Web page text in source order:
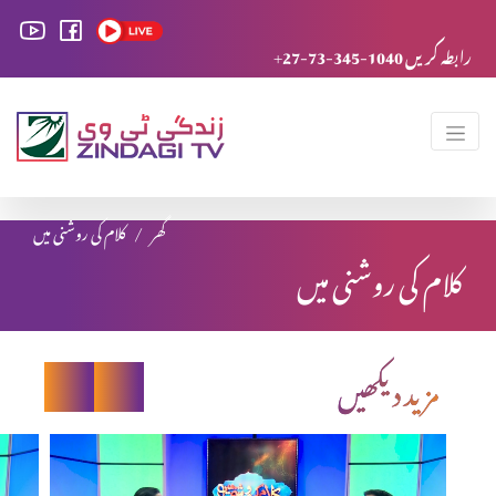
+27-73-345-1040 رابطہ کریں
گھر کلام کی روشنی میں
کلام کی روشنی میں
مزید دیکھیں